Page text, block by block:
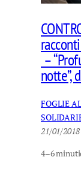
–
notte”,
FOGLIE
21/01/2018
4–6 minuti